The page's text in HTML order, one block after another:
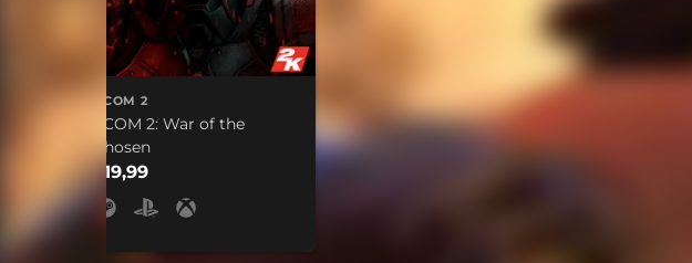
XCOM 2
XCOM 2: War of the
Chosen
$19,99